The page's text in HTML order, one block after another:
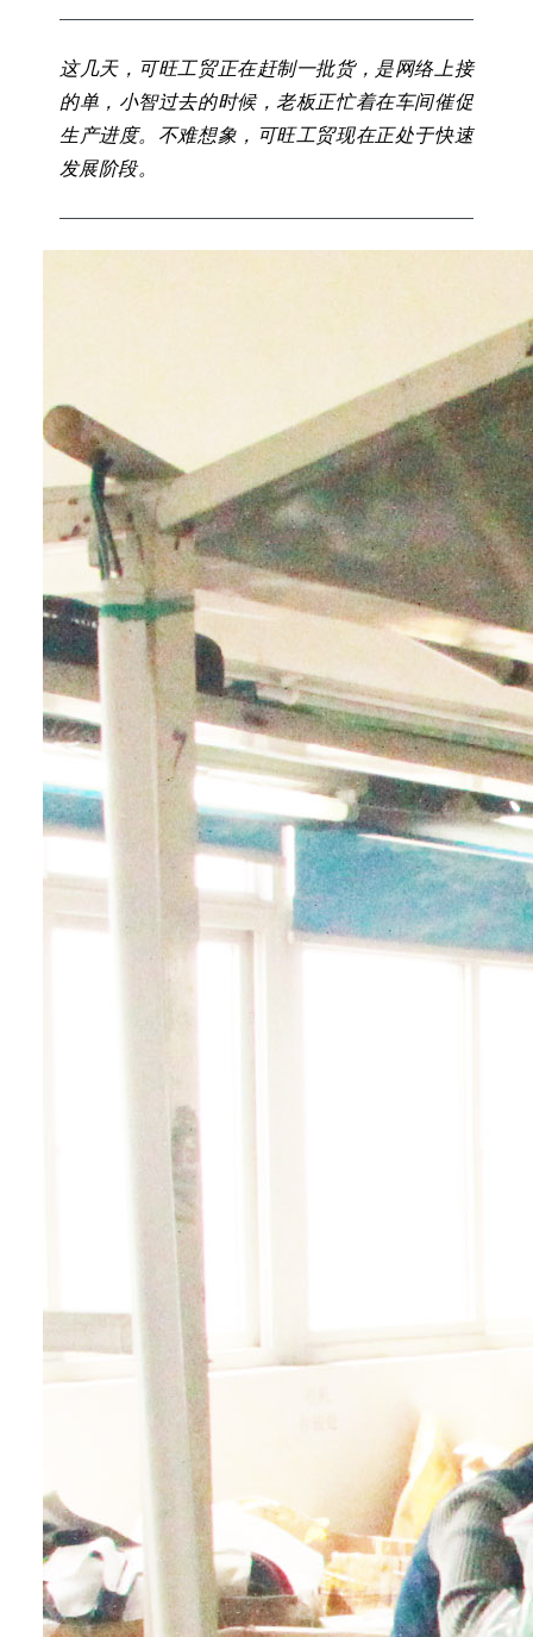
这几天，可旺工贸正在赶制一批货，是网络上接
的单，小智过去的时候，老板正忙着在车间催促
生产进度。不难想象，可旺工贸现在正处于快速
发展阶段。